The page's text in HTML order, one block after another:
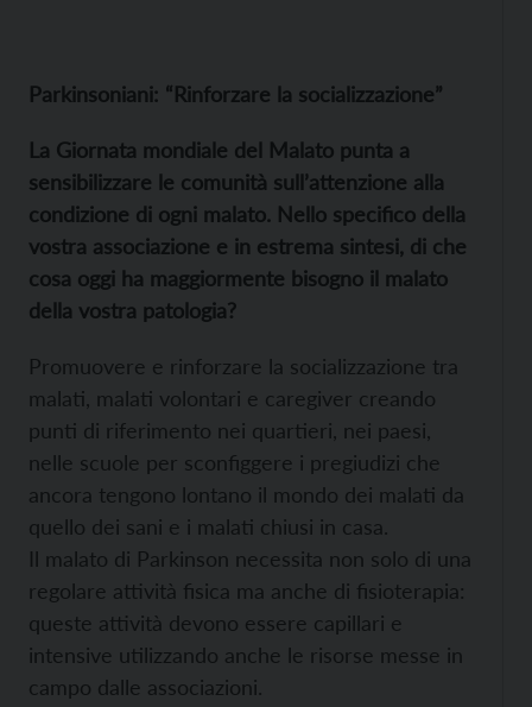
Parkinsoniani: “Rinforzare la socializzazione”
La Giornata mondiale del Malato punta a
sensibilizzare le comunità sull’attenzione alla
condizione di ogni malato. Nello specifico della
vostra associazione e in estrema sintesi, di che
cosa oggi ha maggiormente bisogno il malato
della vostra patologia?
Promuovere e rinforzare la socializzazione tra
malati, malati volontari e caregiver creando
punti di riferimento nei quartieri, nei paesi,
nelle scuole per sconfiggere i pregiudizi che
ancora tengono lontano il mondo dei malati da
quello dei sani e i malati chiusi in casa.
Il malato di Parkinson necessita non solo di una
regolare attività fisica ma anche di fisioterapia:
queste attività devono essere capillari e
intensive utilizzando anche le risorse messe in
campo dalle associazioni.